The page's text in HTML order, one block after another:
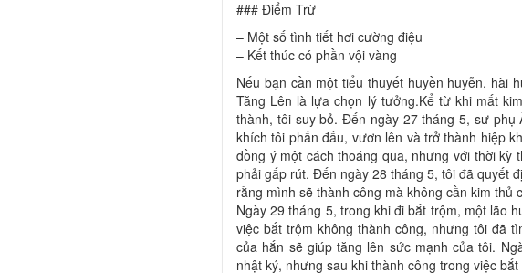
### Điểm Trừ
– Một số tình tiết hơi cường điệu
– Kết thúc có phần vội vàng
Nếu bạn cần một tiểu thuyết huyền huyễn, hài
Tăng Lên là lựa chọn lý tưởng.Kể từ khi mất
thành, tôi suy bỏ. Đến ngày 27 tháng 5, sư
khích tôi phấn đấu, vươn lên và trở thành hiệp
đồng ý một cách thoáng qua, nhưng với thời kỳ
phải gấp rút. Đến ngày 28 tháng 5, tôi đã quyết
rằng mình sẽ thành công mà không cần kim thủ
Ngày 29 tháng 5, trong khi đi bắt trộm, một lão
việc bắt trộm không thành công, nhưng tôi đã
của hắn sẽ giúp tăng lên sức mạnh của tôi.
nhật ký, nhưng sau khi thành công trong việc